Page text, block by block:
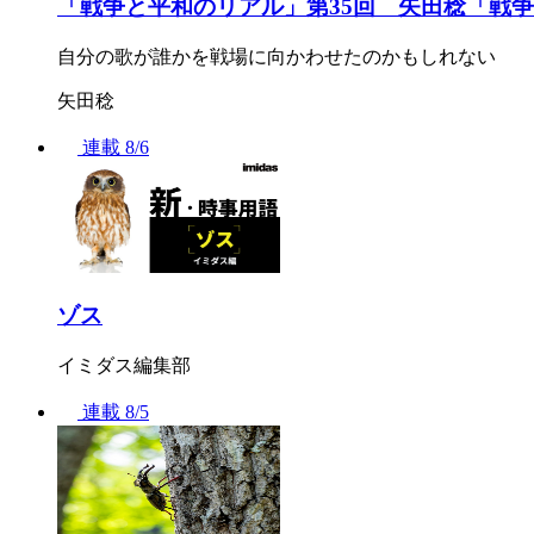
「戦争と平和のリアル」第35回 矢田稔「戦争
自分の歌が誰かを戦場に向かわせたのかもしれない
矢田稔
連載 8/6
ゾス
イミダス編集部
連載 8/5